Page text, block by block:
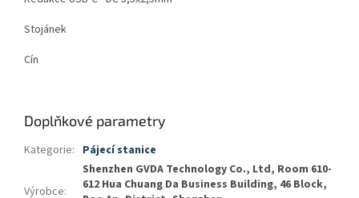
Stojánek
Cín
Doplňkové parametry
Kategorie: Pájecí stanice
Výrobce:
Shenzhen GVDA Technology Co., Ltd, Room 610-
612 Hua Chuang Da Business Building, 46 Block,